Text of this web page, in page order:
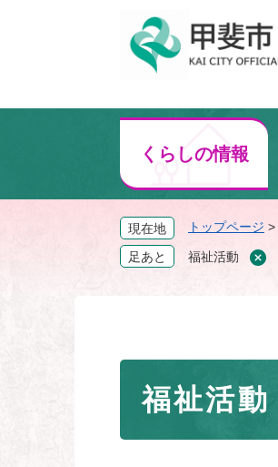
くらしの情報
現在地 トップページ >
足あと 福祉活動
福祉活動